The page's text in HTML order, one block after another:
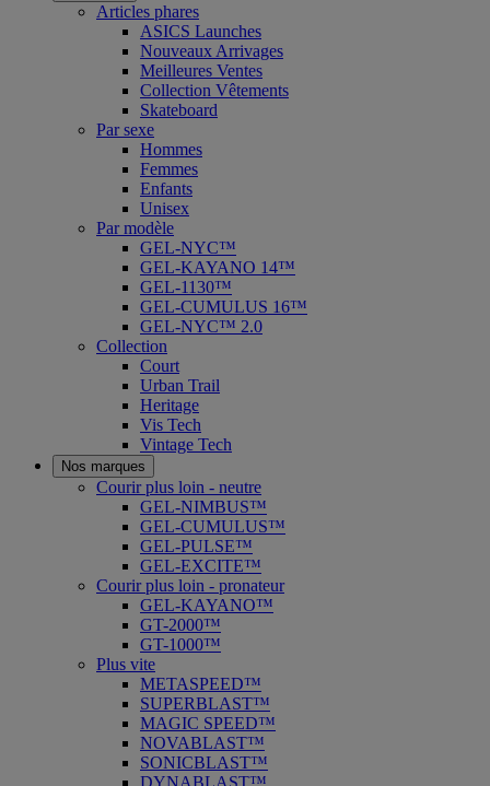
Articles phares
ASICS Launches
Nouveaux Arrivages
Meilleures Ventes
Collection Vêtements
Skateboard
Par sexe
Hommes
Femmes
Enfants
Unisex
Par modèle
GEL-NYC™
GEL-KAYANO 14™
GEL-1130™
GEL-CUMULUS 16™
GEL-NYC™ 2.0
Collection
Court
Urban Trail
Heritage
Vis Tech
Vintage Tech
Nos marques
Courir plus loin - neutre
GEL-NIMBUS™
GEL-CUMULUS™
GEL-PULSE™
GEL-EXCITE™
Courir plus loin - pronateur
GEL-KAYANO™
GT-2000™
GT-1000™
Plus vite
METASPEED™
SUPERBLAST™
MAGIC SPEED™
NOVABLAST™
SONICBLAST™
DYNABLAST™